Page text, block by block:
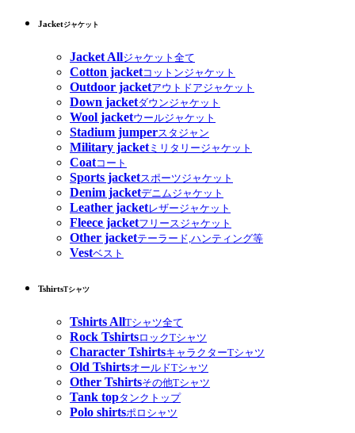
Jacketジャケット
Jacket Allジャケット全て
Cotton jacketコットンジャケット
Outdoor jacketアウトドアジャケット
Down jacketダウンジャケット
Wool jacketウールジャケット
Stadium jumperスタジャン
Military jacketミリタリージャケット
Coatコート
Sports jacketスポーツジャケット
Denim jacketデニムジャケット
Leather jacketレザージャケット
Fleece jacketフリースジャケット
Other jacketテーラード,ハンティング等
Vestベスト
TshirtsTシャツ
Tshirts AllTシャツ全て
Rock TshirtsロックTシャツ
Character TshirtsキャラクターTシャツ
Old TshirtsオールドTシャツ
Other Tshirtsその他Tシャツ
Tank topタンクトップ
Polo shirtsポロシャツ